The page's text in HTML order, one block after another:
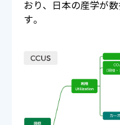
おり、日本の産学が
す。